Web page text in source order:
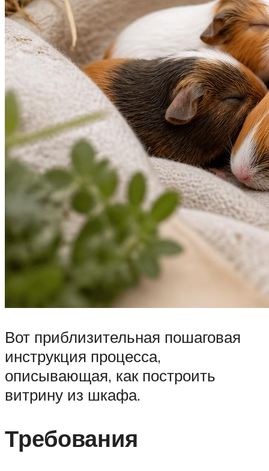
Вот приблизительная пошаговая
инструкция процесса,
описывающая, как построить
витрину из шкафа.
Требования